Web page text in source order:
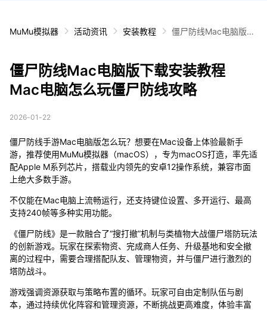
MuMu模拟器 活动资讯 安装教程
僵尸防线Mac电脑版下
僵尸防线Mac电脑版下载安装教程
Mac电脑怎么玩僵尸防线攻略
2026-01-22
僵尸防线手游Mac电脑版怎么玩？想要在Mac设备上体验最新手
游，推荐使用MuMu模拟器（macOS），专为macOS打造，率先适
配Apple M系列芯片，搭载业内领先的安卓12操作系统，兼容市面
上绝大多数手游。
不仅能在Mac电脑上流畅运行，还支持键位设置、多开运行、最高
支持240帧等多种实用功能。
《僵尸防线》是一款融合了“搜打撤”机制与类植物大战僵尸塔防玩法
的创新游戏。玩家在探索物资、完成商人任务、升级基地和安全撤
离的过程中，需要合理搭配队友、管理物资，并与僵尸进行激烈的
塔防战斗。
游戏强调资源获取与策略布置的循环。玩家可自由定制队伍与剧
本，通过持续优化阵容和管理资源，不断挑战更高难度，体验丰富